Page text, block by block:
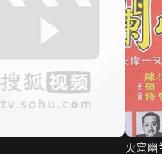
火窟幽